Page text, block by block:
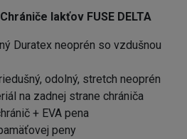
Chrániče lakťov FUSE DELTA
Duratex neoprén so vzdušnou
odolný, stretch neoprén
na zadnej strane chrániča
+ EVA pena
peny